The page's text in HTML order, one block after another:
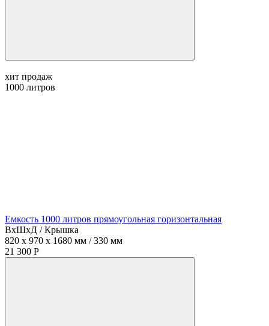
хит продаж
1000 литров
Емкость 1000 литров прямоугольная горизонтальная
ВхШхД / Крышка
820 x 970 x 1680 мм / 330 мм
21 300 Р